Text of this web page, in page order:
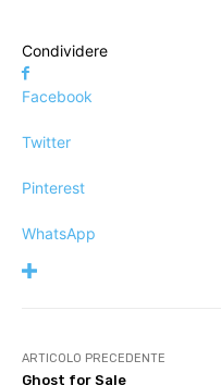
Condividere
Facebook
Twitter
Pinterest
WhatsApp
ARTICOLO PRECEDENTE
Ghost for Sale